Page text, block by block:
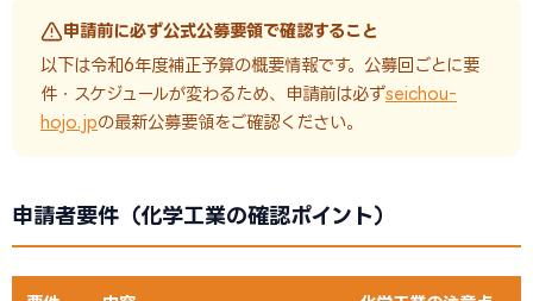
申請前に必ず公式公募要領で確認すること
以下は令和6年度補正予算の概要情報です。公募回ごとに要
件・スケジュールが変わるため、申請前は必ずseichou-
hojo.jpの最新公募要領をご確認ください。
申請者要件（化学工業の確認ポイント）